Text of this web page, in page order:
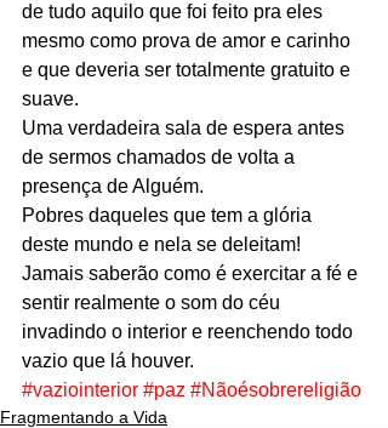
de tudo aquilo que foi feito pra eles
mesmo como prova de amor e carinho
e que deveria ser totalmente gratuito e
suave.
Uma verdadeira sala de espera antes
de sermos chamados de volta a
presença de Alguém.
Pobres daqueles que tem a glória
deste mundo e nela se deleitam!
Jamais saberão como é exercitar a fé e
sentir realmente o som do céu
invadindo o interior e reenchendo todo
vazio que lá houver.
#vaziointerior #paz #Nãoésobrereligião
Fragmentando a Vida